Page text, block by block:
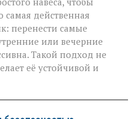
самая действенная
перенести самые
или вечерние
Такой подход не
её устойчивой и